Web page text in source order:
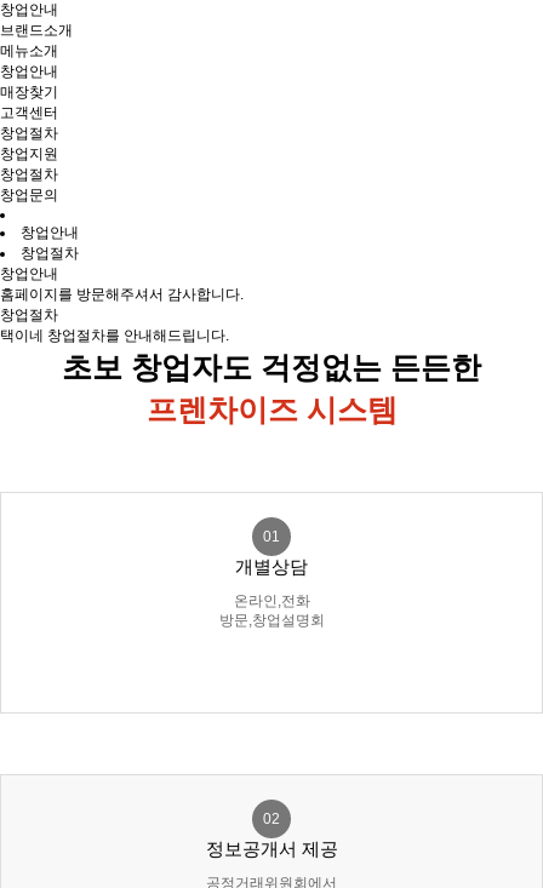
창업안내
브랜드소개
메뉴소개
창업안내
매장찾기
고객센터
창업절차
창업지원
창업절차
창업문의
창업안내
창업절차
창업안내
홈페이지를 방문해주셔서 감사합니다.
창업절차
택이네 창업절차를 안내해드립니다.
초보 창업자도 걱정없는 든든한
프렌차이즈 시스템
01
개별상담
온라인,전화
방문,창업설명회
02
정보공개서 제공
공정거래위원회에서